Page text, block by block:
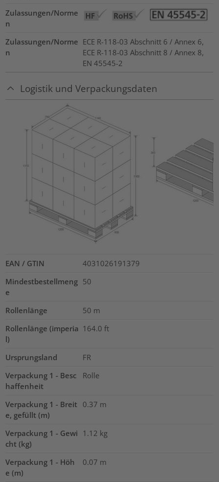
Zulassungen/Norme
n
Zulassungen/Norme
n
ECE R-118-03 Abschnitt 6 / Annex 6,
ECE R-118-03 Abschnitt 8 / Annex 8,
EN 45545-2
Logistik und Verpackungsdaten
EAN / GTIN
4031026191379
Mindestbestellmeng
e
50
Rollenlänge 50 m
Rollenlänge (imperia
l)
164.0 ft
Ursprungsland
FR
Verpackung 1 - Besc
haffenheit
Rolle
Verpackung 1 - Breit
e, gefüllt (m)
0.37 m
Verpackung 1 - Gewi
cht (kg)
1.12 kg
Verpackung 1 - Höh
e (m)
0.07 m